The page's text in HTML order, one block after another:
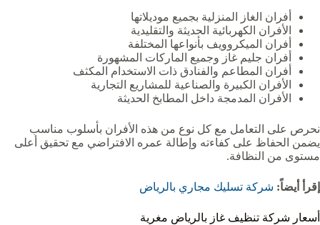
أفران الغاز المنزلية بجميع موديلاتها
الأفران الكهربائية الحديثة والتقليدية
أفران الميكروويف بأنواعها المختلفة
أفران جليم غاز وجميع الماركات المشهورة
أفران المطاعم والفنادق ذات الاستخدام المكثف
الأفران الكبيرة والصناعية للمشاريع التجارية
الأفران المدمجة داخل المطابخ الحديثة
نحرص على التعامل مع كل نوع من هذه الأفران بأسلوب مناسب
يضمن الحفاظ على كفاءته وإطالة عمره الافتراضي مع تحقيق أعلى
مستوى من النظافة.
إقرأ أيضاً: شركة تسليك مجاري بالرياض
أسعار شركة تنظيف غاز بالرياض مغرية